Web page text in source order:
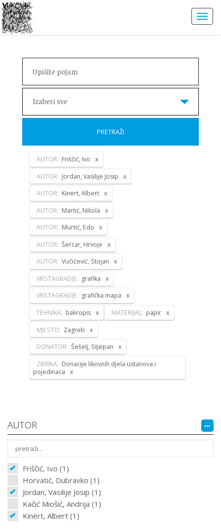
Izaberi sve
PRETRAŽI
AUTOR: Friščić, Ivo
AUTOR: Jordan, Vasilije Josip
AUTOR: Kinert, Albert
AUTOR: Martić, Nikola
AUTOR: Murtić, Edo
AUTOR: Šercar, Hrvoje
AUTOR: Vučićević, Stojan
VRSTAGRADJE: grafika
VRSTAGRADJE: grafička mapa
TEHNIKA: bakropis MATERIJAL: papir
MJESTO: Zagreb
DONATOR: Šešelj, Stjepan
ZBIRKA: Donacije likovnih djela ustanova i
pojedinaca
AUTOR
Friščić, Ivo (1)
Horvatić, Dubravko (1)
Jordan, Vasilije Josip (1)
Kačić Miošić, Andrija (1)
Kinert, Albert (1)